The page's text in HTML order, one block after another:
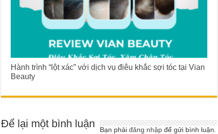
Hành trình “lột xác” với dịch vụ điêu khắc sợi tóc tại Vian
Beauty
Để lại một bình luận Bạn phảiđăng nhập để gửi bình luận.